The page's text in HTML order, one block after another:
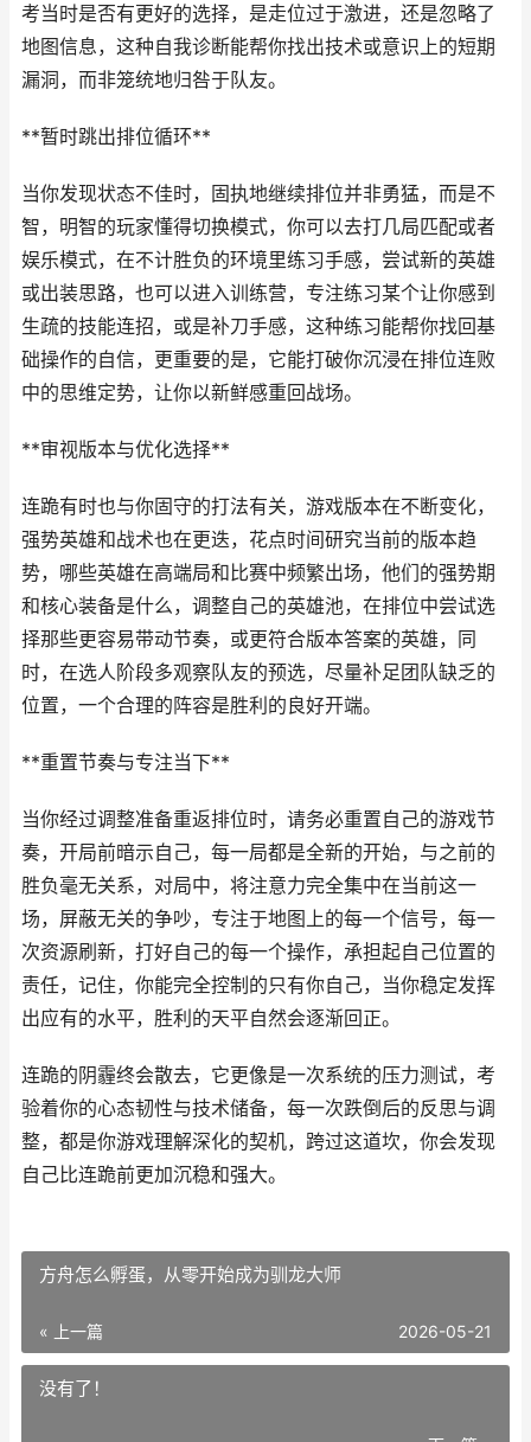
考当时是否有更好的选择，是走位过于激进，还是忽略了
地图信息，这种自我诊断能帮你找出技术或意识上的短期
漏洞，而非笼统地归咎于队友。
**暂时跳出排位循环**
当你发现状态不佳时，固执地继续排位并非勇猛，而是不
智，明智的玩家懂得切换模式，你可以去打几局匹配或者
娱乐模式，在不计胜负的环境里练习手感，尝试新的英雄
或出装思路，也可以进入训练营，专注练习某个让你感到
生疏的技能连招，或是补刀手感，这种练习能帮你找回基
础操作的自信，更重要的是，它能打破你沉浸在排位连败
中的思维定势，让你以新鲜感重回战场。
**审视版本与优化选择**
连跪有时也与你固守的打法有关，游戏版本在不断变化，
强势英雄和战术也在更迭，花点时间研究当前的版本趋
势，哪些英雄在高端局和比赛中频繁出场，他们的强势期
和核心装备是什么，调整自己的英雄池，在排位中尝试选
择那些更容易带动节奏，或更符合版本答案的英雄，同
时，在选人阶段多观察队友的预选，尽量补足团队缺乏的
位置，一个合理的阵容是胜利的良好开端。
**重置节奏与专注当下**
当你经过调整准备重返排位时，请务必重置自己的游戏节
奏，开局前暗示自己，每一局都是全新的开始，与之前的
胜负毫无关系，对局中，将注意力完全集中在当前这一
场，屏蔽无关的争吵，专注于地图上的每一个信号，每一
次资源刷新，打好自己的每一个操作，承担起自己位置的
责任，记住，你能完全控制的只有你自己，当你稳定发挥
出应有的水平，胜利的天平自然会逐渐回正。
连跪的阴霾终会散去，它更像是一次系统的压力测试，考
验着你的心态韧性与技术储备，每一次跌倒后的反思与调
整，都是你游戏理解深化的契机，跨过这道坎，你会发现
自己比连跪前更加沉稳和强大。
方舟怎么孵蛋，从零开始成为驯龙大师
« 上一篇 2026-05-21
没有了！